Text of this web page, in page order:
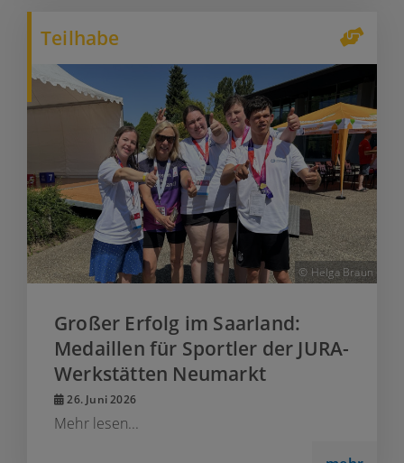
Teilhabe
© Helga Braun
Großer Erfolg im Saarland:
Medaillen für Sportler der JURA-
Werkstätten Neumarkt
26. Juni 2026
Mehr lesen...